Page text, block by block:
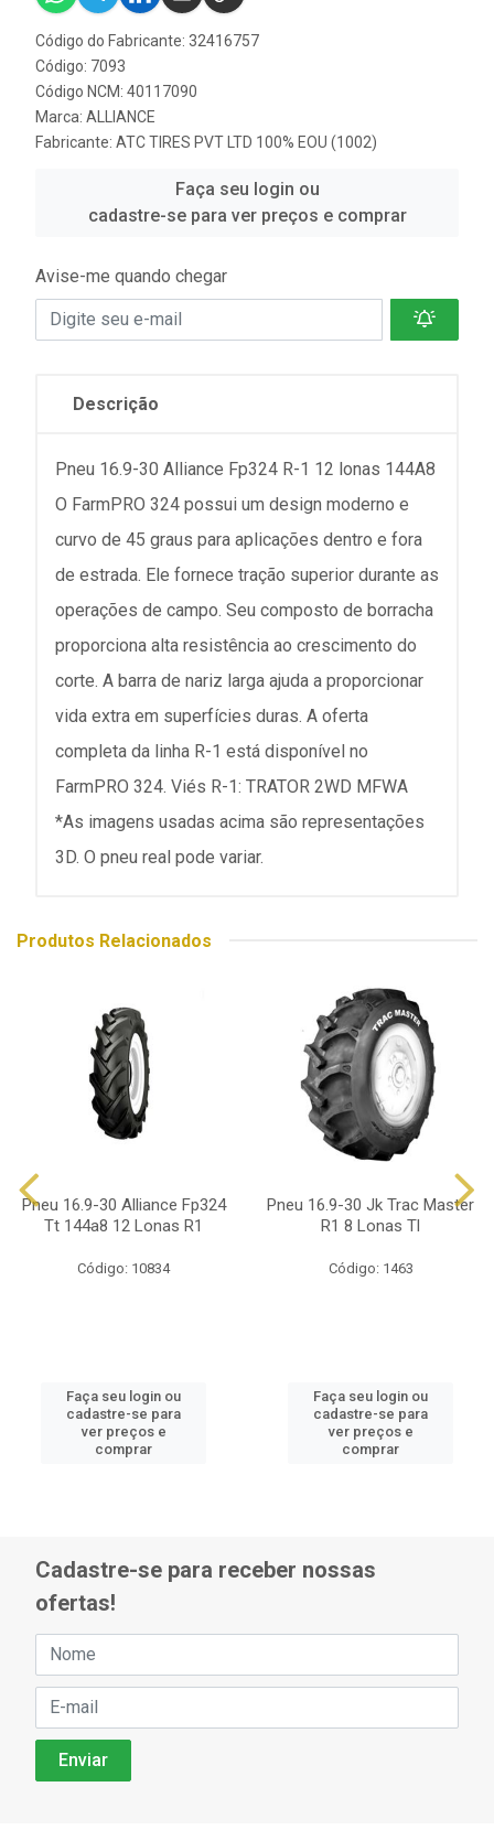
Código do Fabricante: 32416757
Código: 7093
Código NCM: 40117090
Marca: ALLIANCE
Fabricante: ATC TIRES PVT LTD 100% EOU (1002)
Faça seu login ou
cadastre-se para ver preços e comprar
Avise-me quando chegar
Descrição
Pneu 16.9-30 Alliance Fp324 R-1 12 lonas 144A8
O FarmPRO 324 possui um design moderno e
curvo de 45 graus para aplicações dentro e fora
de estrada. Ele fornece tração superior durante as
operações de campo. Seu composto de borracha
proporciona alta resistência ao crescimento do
corte. A barra de nariz larga ajuda a proporcionar
vida extra em superfícies duras. A oferta
completa da linha R-1 está disponível no
FarmPRO 324. Viés R-1: TRATOR 2WD MFWA
*As imagens usadas acima são representações
3D. O pneu real pode variar.
Produtos Relacionados
Pneu 16.9-30 Alliance Fp324
Tt 144a8 12 Lonas R1
Código: 10834
Faça seu login ou
cadastre-se para
ver preços e
comprar
Pneu 16.9-30 Jk Trac Master
R1 8 Lonas Tl
Código: 1463
Faça seu login ou
cadastre-se para
ver preços e
comprar
Cadastre-se para receber nossas
ofertas!